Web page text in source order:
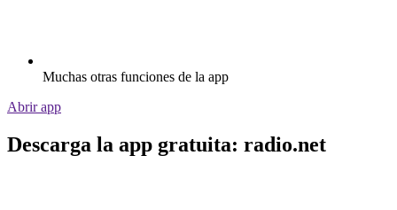
Muchas otras funciones de la app
Abrir app
Descarga la app gratuita: radio.net